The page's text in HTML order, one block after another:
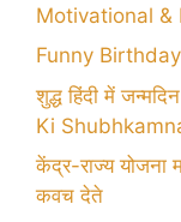
Motivational &
Funny
शुद्ध हिंदी में
Ki
केंद्र-राज्य योजना
कवच देते